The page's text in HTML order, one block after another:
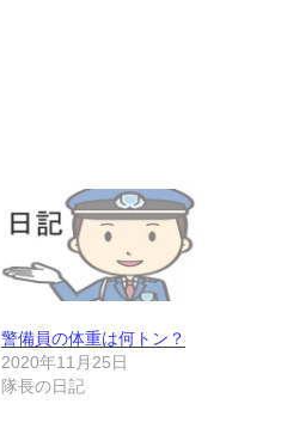
警備員の体重は何トン？
2020年11月25日
隊長の日記